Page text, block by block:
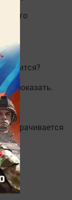
всего
показать.